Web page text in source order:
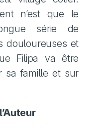
n’est que le
série de
douloureuses et
Filipa va être
sa famille et sur